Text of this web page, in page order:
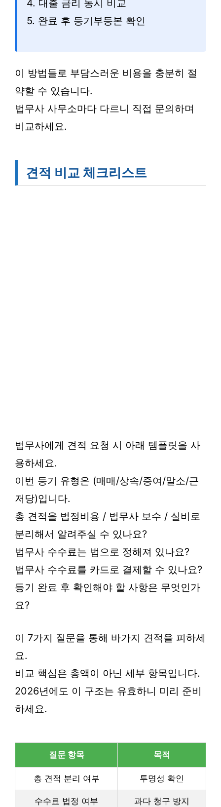
4. 대출 금리 동시 비교
5. 완료 후 등기부등본 확인
이 방법들로 부담스러운 비용을 충분히 절
약할 수 있습니다.
법무사 사무소마다 다르니 직접 문의하며
비교하세요.
견적 비교 체크리스트
법무사에게 견적 요청 시 아래 템플릿을 사
용하세요.
이번 등기 유형은 (매매/상속/증여/말소/근
저당)입니다.
총 견적을 법정비용 / 법무사 보수 / 실비로
분리해서 알려주실 수 있나요?
법무사 수수료는 법으로 정해져 있나요?
법무사 수수료를 카드로 결제할 수 있나요?
등기 완료 후 확인해야 할 사항은 무엇인가
요?
이 7가지 질문을 통해 바가지 견적을 피하세
요.
비교 핵심은 총액이 아닌 세부 항목입니다.
2026년에도 이 구조는 유효하니 미리 준비
하세요.
질문 항목 목적
총 견적 분리 여부 투명성 확인
수수료 법정 여부 과다 청구 방지